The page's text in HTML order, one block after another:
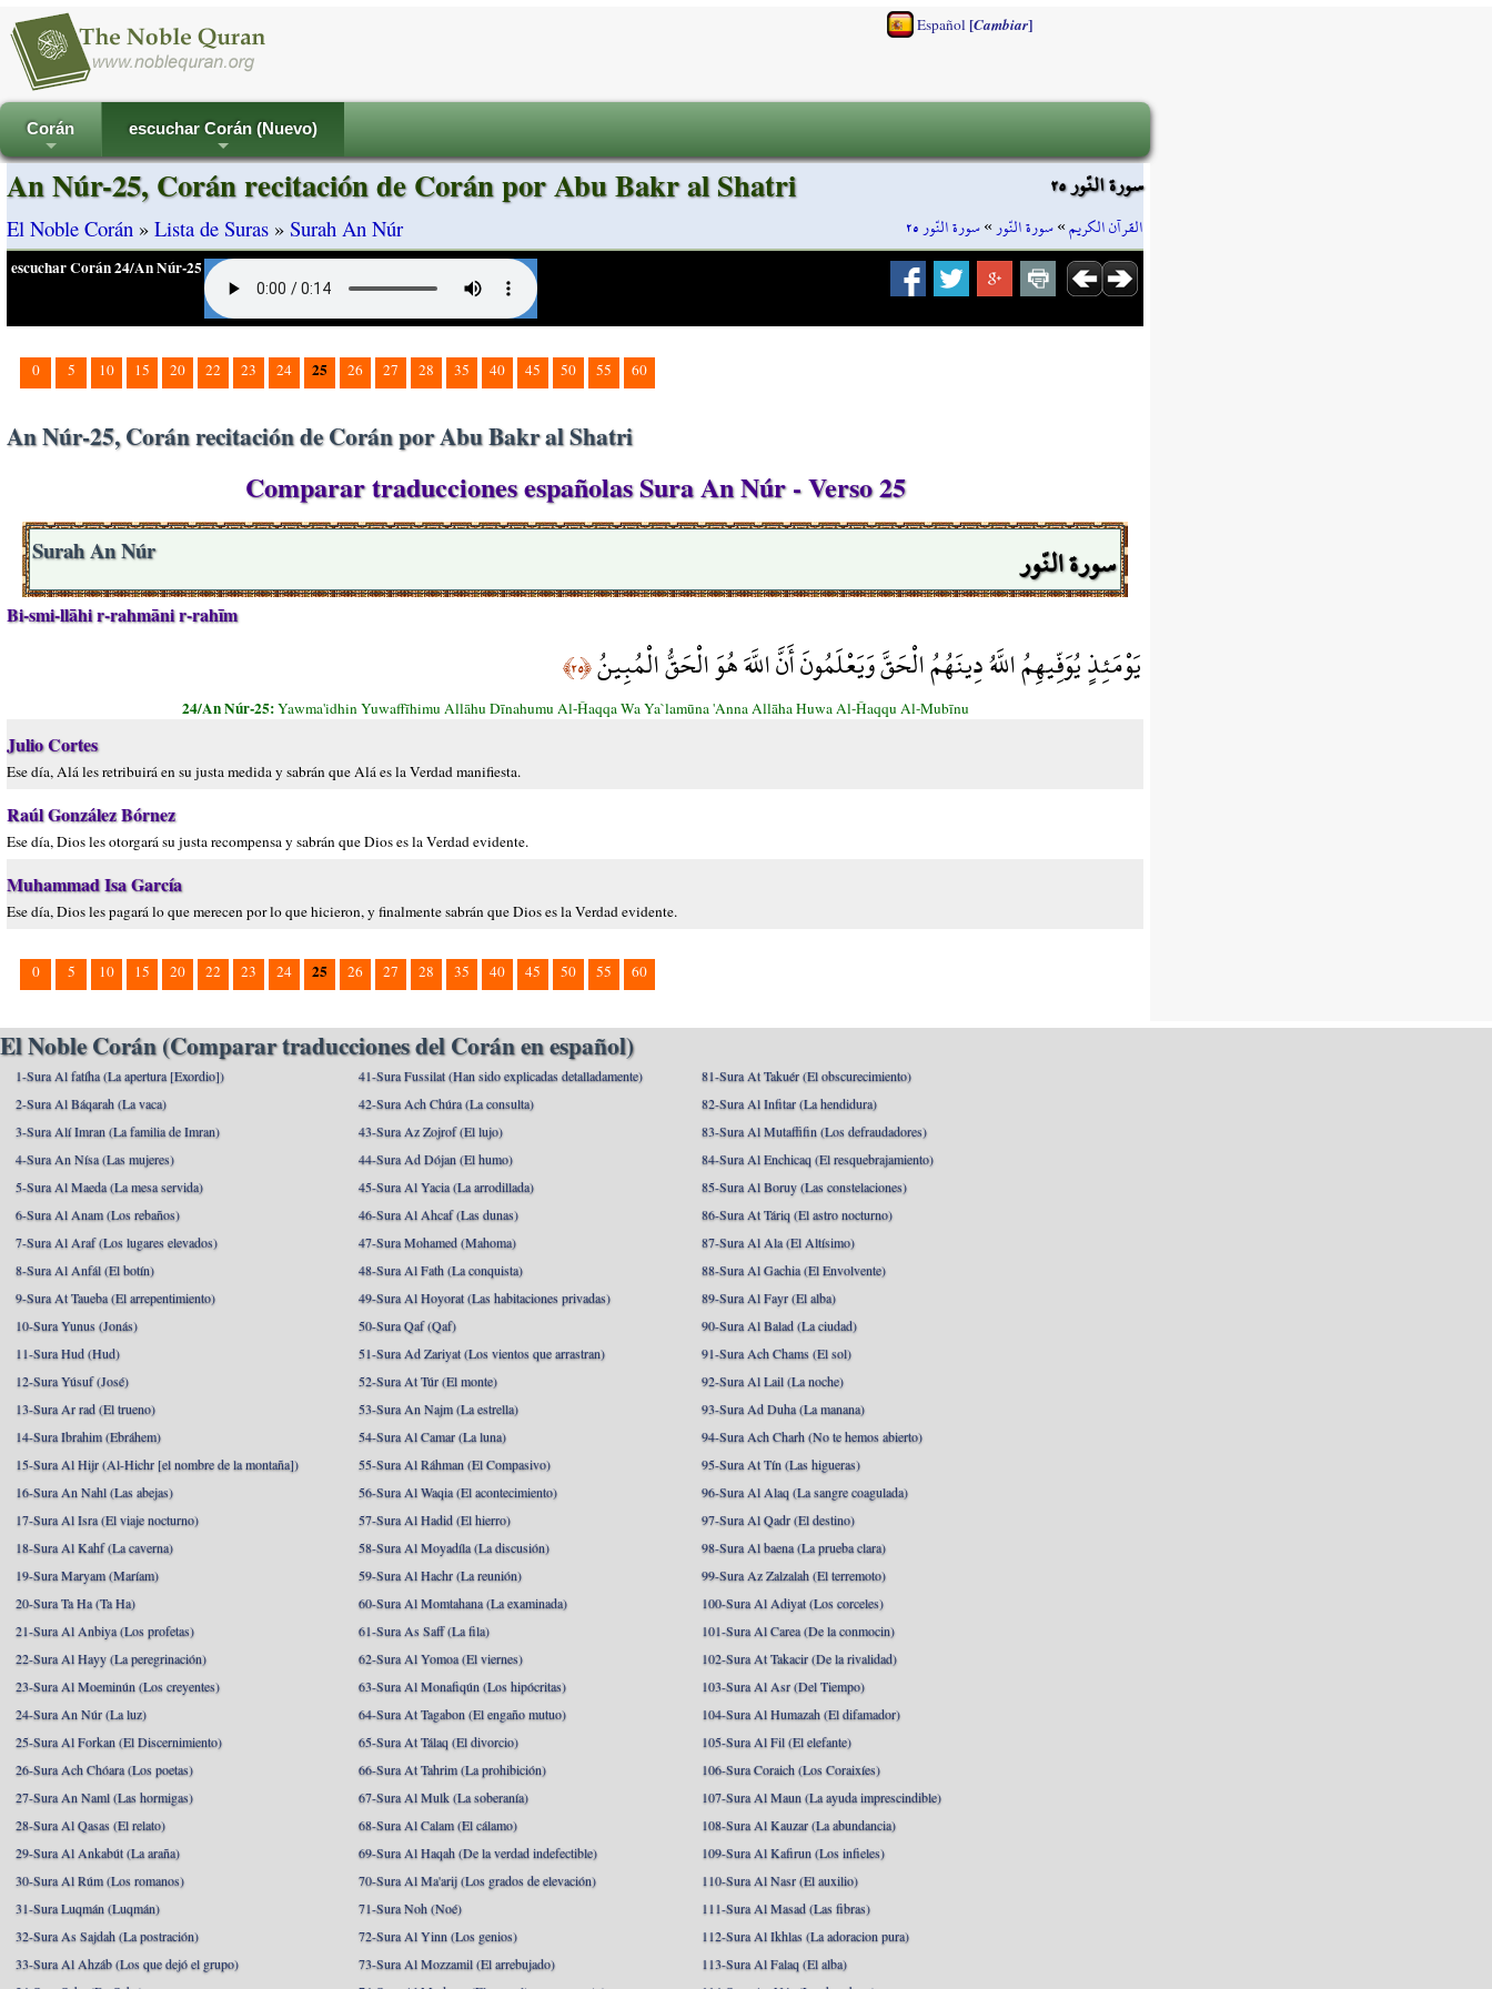
Español [Cambiar]
+
Corán
+
escuchar Corán (Nuevo)
سورة النّور ٢٥
القرآن الكريم»سورة النّور»سورة النّور ٢٥
An Núr-25, Corán recitación de Corán por Abu Bakr al Shatri
El Noble Corán » Lista de Suras » Surah An Núr
escuchar Corán 24/An Núr-25
0 5 10 15 20 22 23 24 25 26 27 28 35 40 45 50 55 60
An Núr-25, Corán recitación de Corán por Abu Bakr al Shatri
Comparar traducciones españolas Sura An Núr - Verso 25
سورة النّور Surah An Núr
Bi-smi-llāhi r-rahmāni r-rahīm
يَوْمَئِذٍ يُوَفِّيهِمُ اللَّهُ دِينَهُمُ الْحَقَّ وَيَعْلَمُونَ أَنَّ اللَّهَ هُوَ الْحَقُّ الْمُبِينُ﴿٢٥﴾
24/An Núr-25:Yawma'idhin Yuwaffīhimu Allāhu Dīnahumu Al-Ĥaqqa Wa Ya`lamūna 'Anna Allāha Huwa Al-Ĥaqqu Al-Mubīnu
Julio Cortes
Ese día, Alá les retribuirá en su justa medida y sabrán que Alá es la Verdad manifiesta.
Raúl González Bórnez
Ese día, Dios les otorgará su justa recompensa y sabrán que Dios es la Verdad evidente.
Muhammad Isa García
Ese día, Dios les pagará lo que merecen por lo que hicieron, y finalmente sabrán que Dios es la Verdad evidente.
0 5 10 15 20 22 23 24 25 26 27 28 35 40 45 50 55 60
El Noble Corán (Comparar traducciones del Corán en español)
1-Sura Al fatíha (La apertura [Exordio])
2-Sura Al Báqarah (La vaca)
3-Sura Alí Imran (La familia de Imran)
4-Sura An Nísa (Las mujeres)
5-Sura Al Maeda (La mesa servida)
6-Sura Al Anam (Los rebaños)
7-Sura Al Araf (Los lugares elevados)
8-Sura Al Anfál (El botín)
9-Sura At Taueba (El arrepentimiento)
10-Sura Yunus (Jonás)
11-Sura Hud (Hud)
12-Sura Yúsuf (José)
13-Sura Ar rad (El trueno)
14-Sura Ibrahim (Ebráhem)
15-Sura Al Hijr (Al-Hichr [el nombre de la montaña])
16-Sura An Nahl (Las abejas)
17-Sura Al Isra (El viaje nocturno)
18-Sura Al Kahf (La caverna)
19-Sura Maryam (Maríam)
20-Sura Ta Ha (Ta Ha)
21-Sura Al Anbiya (Los profetas)
22-Sura Al Hayy (La peregrinación)
23-Sura Al Moeminún (Los creyentes)
24-Sura An Núr (La luz)
25-Sura Al Forkan (El Discernimiento)
26-Sura Ach Chóara (Los poetas)
27-Sura An Naml (Las hormigas)
28-Sura Al Qasas (El relato)
29-Sura Al Ankabút (La araña)
30-Sura Al Rúm (Los romanos)
31-Sura Luqmán (Luqmán)
32-Sura As Sajdah (La postración)
33-Sura Al Ahzáb (Los que dejó el grupo)
41-Sura Fussilat (Han sido explicadas detalladamente)
42-Sura Ach Chúra (La consulta)
43-Sura Az Zojrof (El lujo)
44-Sura Ad Dójan (El humo)
45-Sura Al Yacia (La arrodillada)
46-Sura Al Ahcaf (Las dunas)
47-Sura Mohamed (Mahoma)
48-Sura Al Fath (La conquista)
49-Sura Al Hoyorat (Las habitaciones privadas)
50-Sura Qaf (Qaf)
51-Sura Ad Zariyat (Los vientos que arrastran)
52-Sura At Túr (El monte)
53-Sura An Najm (La estrella)
54-Sura Al Camar (La luna)
55-Sura Al Ráhman (El Compasivo)
56-Sura Al Waqia (El acontecimiento)
57-Sura Al Hadid (El hierro)
58-Sura Al Moyadíla (La discusión)
59-Sura Al Hachr (La reunión)
60-Sura Al Momtahana (La examinada)
61-Sura As Saff (La fila)
62-Sura Al Yomoa (El viernes)
63-Sura Al Monafiqún (Los hipócritas)
64-Sura At Tagabon (El engaño mutuo)
65-Sura At Tálaq (El divorcio)
66-Sura At Tahrim (La prohibición)
67-Sura Al Mulk (La soberanía)
68-Sura Al Calam (El cálamo)
69-Sura Al Haqah (De la verdad indefectible)
70-Sura Al Ma'arij (Los grados de elevación)
71-Sura Noh (Noé)
72-Sura Al Yinn (Los genios)
73-Sura Al Mozzamil (El arrebujado)
81-Sura At Takuér (El obscurecimiento)
82-Sura Al Infitar (La hendidura)
83-Sura Al Mutaffifin (Los defraudadores)
84-Sura Al Enchicaq (El resquebrajamiento)
85-Sura Al Boruy (Las constelaciones)
86-Sura At Táriq (El astro nocturno)
87-Sura Al Ala (El Altísimo)
88-Sura Al Gachia (El Envolvente)
89-Sura Al Fayr (El alba)
90-Sura Al Balad (La ciudad)
91-Sura Ach Chams (El sol)
92-Sura Al Lail (La noche)
93-Sura Ad Duha (La manana)
94-Sura Ach Charh (No te hemos abierto)
95-Sura At Tín (Las higueras)
96-Sura Al Alaq (La sangre coagulada)
97-Sura Al Qadr (El destino)
98-Sura Al baena (La prueba clara)
99-Sura Az Zalzalah (El terremoto)
100-Sura Al Adiyat (Los corceles)
101-Sura Al Carea (De la conmocin)
102-Sura At Takacir (De la rivalidad)
103-Sura Al Asr (Del Tiempo)
104-Sura Al Humazah (El difamador)
105-Sura Al Fil (El elefante)
106-Sura Coraich (Los Coraixíes)
107-Sura Al Maun (La ayuda imprescindible)
108-Sura Al Kauzar (La abundancia)
109-Sura Al Kafirun (Los infieles)
110-Sura Al Nasr (El auxilio)
111-Sura Al Masad (Las fibras)
112-Sura Al Ikhlas (La adoracion pura)
113-Sura Al Falaq (El alba)